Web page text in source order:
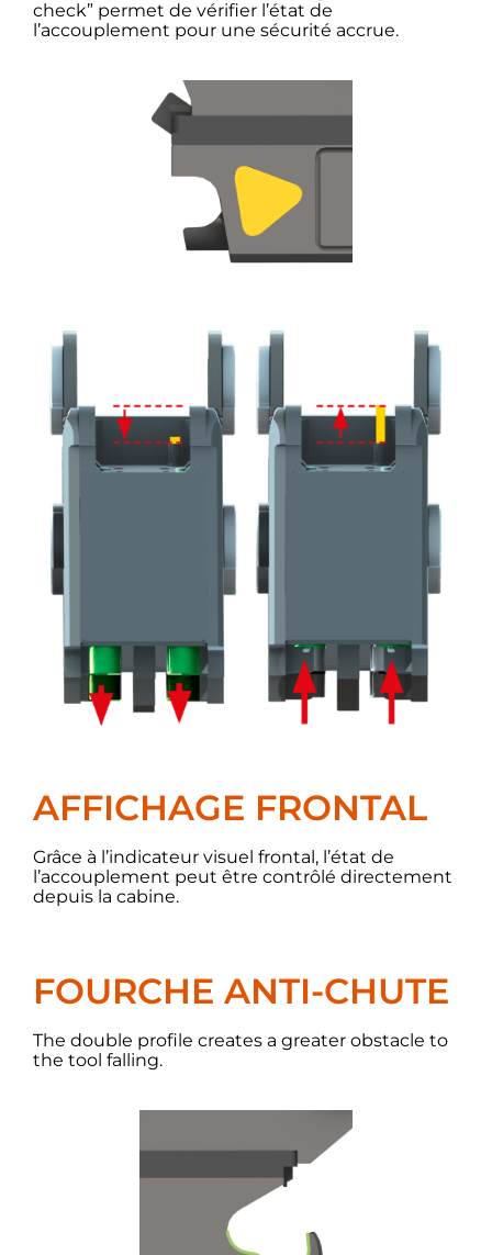
check” permet de vérifier l’état de
l’accouplement pour une sécurité accrue.
AFFICHAGE FRONTAL
Grâce à l’indicateur visuel frontal, l’état de
l’accouplement peut être contrôlé directement
depuis la cabine.
FOURCHE ANTI-CHUTE
The double profile creates a greater obstacle to
the tool falling.